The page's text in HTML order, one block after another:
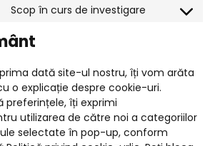
Scop în curs de investigare
dată site-ul nostru, îți vom arăta
o explicație despre cookie-uri.
preferințele, îți exprimi
utilizarea de către noi a categoriilor
selectate în pop-up, conform